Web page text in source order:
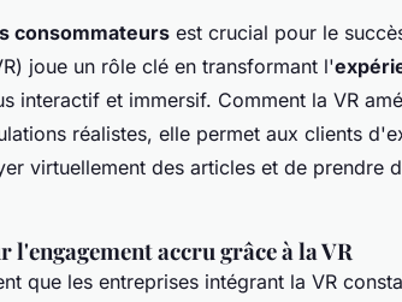
consommateurs est crucial pour le
joue un rôle clé en transformant l'
interactif et immersif. Comment la VR
réalistes, elle permet aux clients
virtuellement des articles et de prendre
l'engagement accru grâce à la VR
que les entreprises intégrant la VR